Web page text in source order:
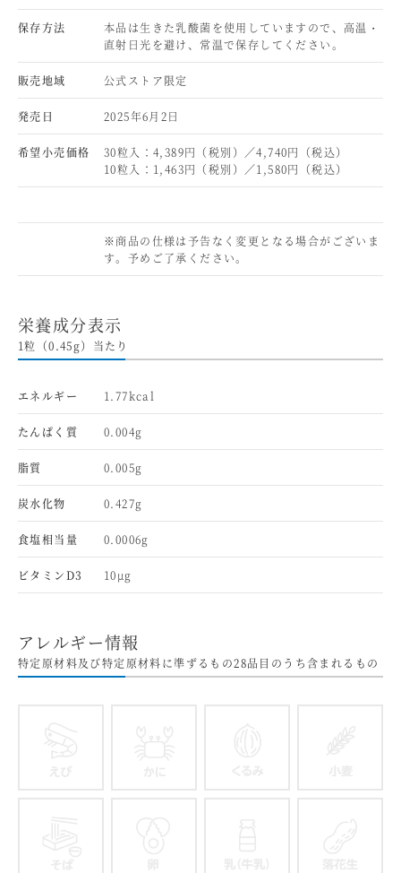
保存方法
本品は生きた乳酸菌を使用していますので、高温・
直射日光を避け、常温で保存してください。
販売地域 公式ストア限定
発売日 2025年6月2日
希望小売価格
30粒入：4,389円（税別）／4,740円（税込）
10粒入：1,463円（税別）／1,580円（税込）
※商品の仕様は予告なく変更となる場合がございま
す。予めご了承ください。
栄養成分表示
1粒（0.45g）当たり
エネルギー 1.77kcal
たんぱく質 0.004g
脂質 0.005g
炭水化物 0.427g
食塩相当量 0.0006g
ビタミンD3 10μg
アレルギー情報
特定原材料及び特定原材料に準ずるもの28品目のうち含まれるもの